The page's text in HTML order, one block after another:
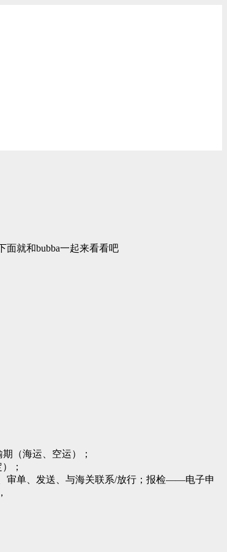
就和bubba一起来看看吧
（海运、空运）；
；
审单、发送、与海关联系/放行；报检——电子申